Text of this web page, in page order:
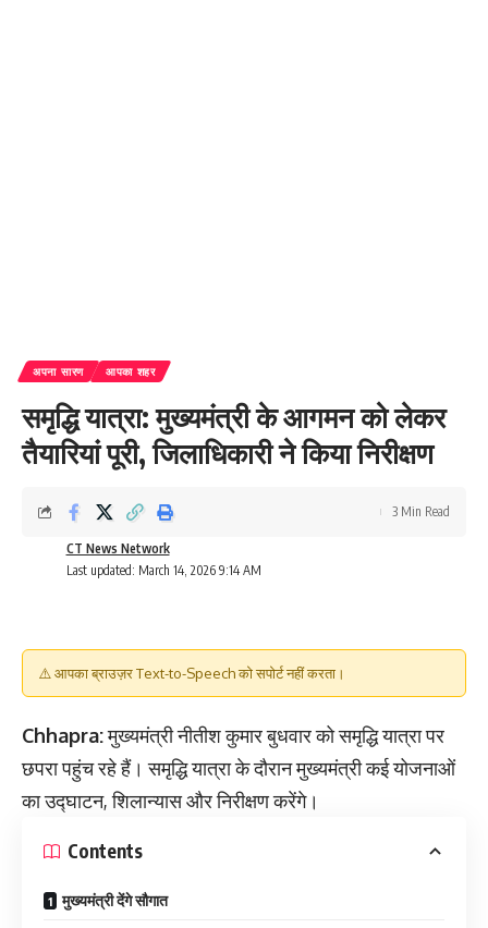
अपना सारण आपका शहर
समृद्धि यात्रा: मुख्यमंत्री के आगमन को लेकर
तैयारियां पूरी, जिलाधिकारी ने किया निरीक्षण
Last updated: March 14, 2026 9:14 AM
CT News Network
3 Min Read
⚠️ आपका ब्राउज़र Text-to-Speech को सपोर्ट नहीं करता।
Chhapra:मुख्यमंत्री नीतीश कुमार बुधवार को समृद्धि यात्रा पर
छपरा पहुंच रहे हैं। समृद्धि यात्रा के दौरान मुख्यमंत्री कई योजनाओं
का उद्घाटन, शिलान्यास और निरीक्षण करेंगे।
Contents
मुख्यमंत्री देंगे सौगात